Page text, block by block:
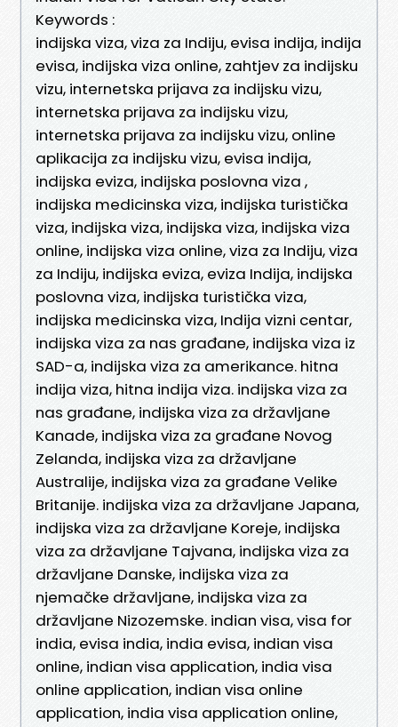
Keywords :
indijska viza, viza za Indiju, evisa indija, indija
evisa, indijska viza online, zahtjev za indijsku
vizu, internetska prijava za indijsku vizu,
internetska prijava za indijsku vizu,
internetska prijava za indijsku vizu, online
aplikacija za indijsku vizu, evisa indija,
indijska eviza, indijska poslovna viza ,
indijska medicinska viza, indijska turistička
viza, indijska viza, indijska viza, indijska viza
online, indijska viza online, viza za Indiju, viza
za Indiju, indijska eviza, eviza Indija, indijska
poslovna viza, indijska turistička viza,
indijska medicinska viza, Indija vizni centar,
indijska viza za nas građane, indijska viza iz
SAD-a, indijska viza za amerikance. hitna
indija viza, hitna indija viza. indijska viza za
nas građane, indijska viza za državljane
Kanade, indijska viza za građane Novog
Zelanda, indijska viza za državljane
Australije, indijska viza za građane Velike
Britanije. indijska viza za državljane Japana,
indijska viza za državljane Koreje, indijska
viza za državljane Tajvana, indijska viza za
državljane Danske, indijska viza za
njemačke državljane, indijska viza za
državljane Nizozemske. indian visa, visa for
india, evisa india, india evisa, indian visa
online, indian visa application, india visa
online application, indian visa online
application, india visa application online,